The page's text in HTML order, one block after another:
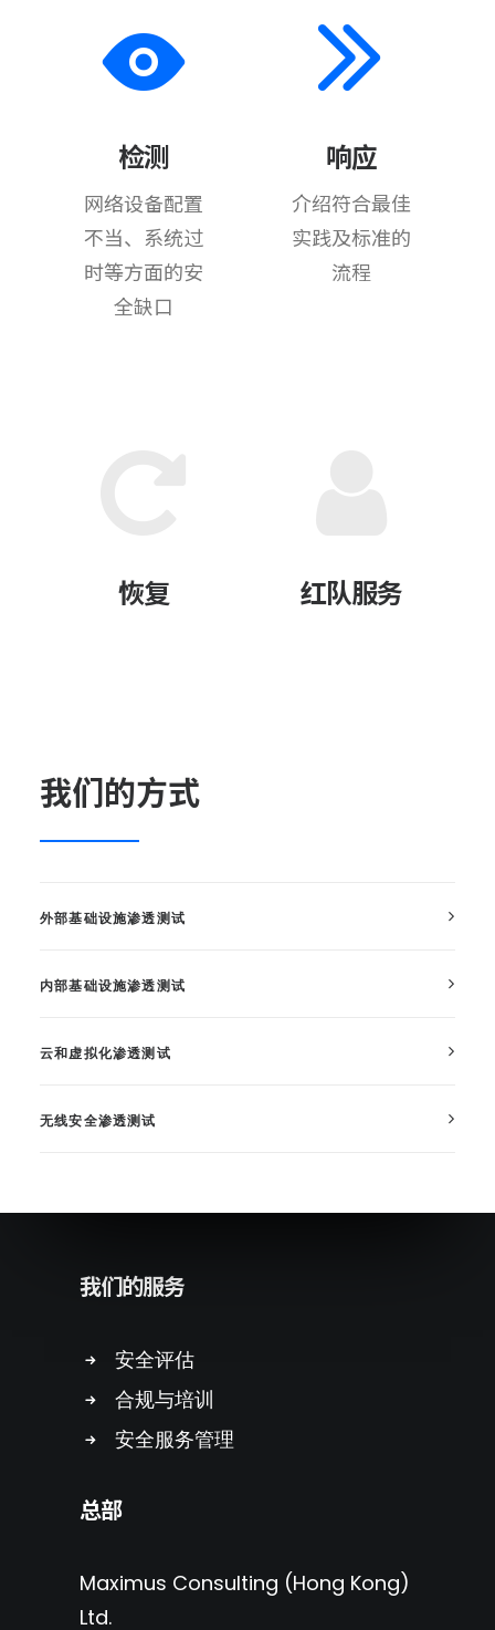
检测
网络设备配置
不当、系统过
时等方面的安
全缺口
响应
介绍符合最佳
实践及标准的
流程
恢复 红队服务
我们的方式
外部基础设施渗透测试
内部基础设施渗透测试
云和虚拟化渗透测试
无线安全渗透测试
我们的服务
安全评估
合规与培训
安全服务管理
总部
Maximus Consulting (Hong Kong)
Ltd.